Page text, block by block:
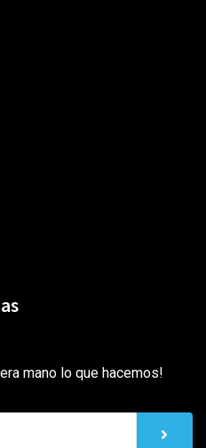
mano lo que hacemos!